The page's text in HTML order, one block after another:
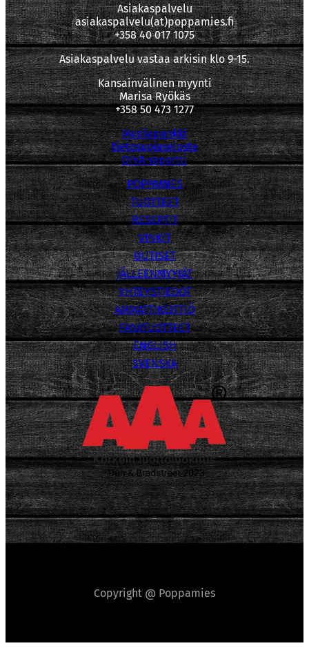
Asiakaspalvelu
asiakaspalvelu(at)poppamies.fi
+358 40 017 1075
Asiakaspalvelu vastaa arkisin klo 9-15.
Kansainvälinen myynti
Marisa Ryökäs
+358 50 473 1277
Mediapankki
tietosuojaseloste
OIVA-raportti
POPPAMIES
TUOTTEET
RESEPTIT
VINKIT
UUTISET
JÄLLEENMYYJÄT
YHTEYSTIEDOT
AMMATTIKEITTIÖ
FANITUOTTEET
ENGLISH
SVENSKA
Copyright @ Poppamies